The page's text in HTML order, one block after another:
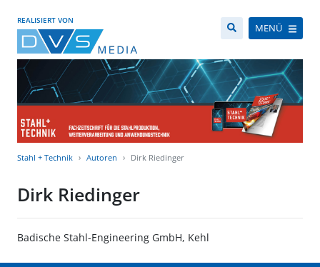
REALISIERT VON
MENÜ
Stahl + Technik Autoren Dirk Riedinger
Dirk Riedinger
Badische Stahl-Engineering GmbH, Kehl